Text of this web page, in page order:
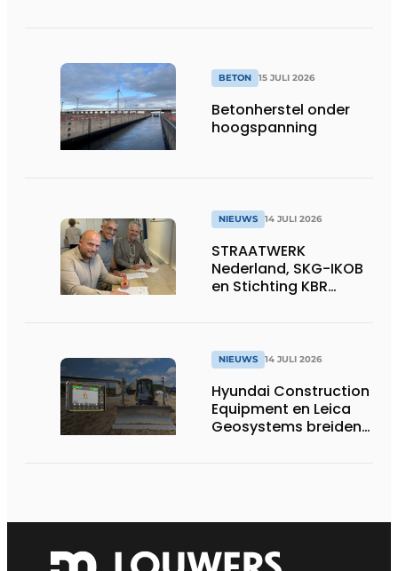
BETON 15 JULI 2026
Betonherstel onder
hoogspanning
NIEUWS 14 JULI 2026
STRAATWERK
Nederland, SKG-IKOB
en Stichting KBR
voor één landelijke
kwaliteitsregeling
voor straatwerk
NIEUWS 14 JULI 2026
Hyundai Construction
Equipment en Leica
Geosystems breiden